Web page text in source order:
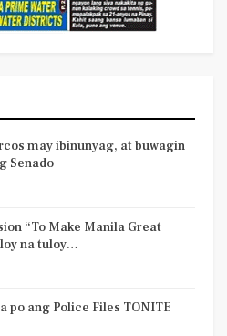
may ibinunyag, at buwagin
Senado
“To Make Manila Great
na tuloy…
po ang Police Files TONITE